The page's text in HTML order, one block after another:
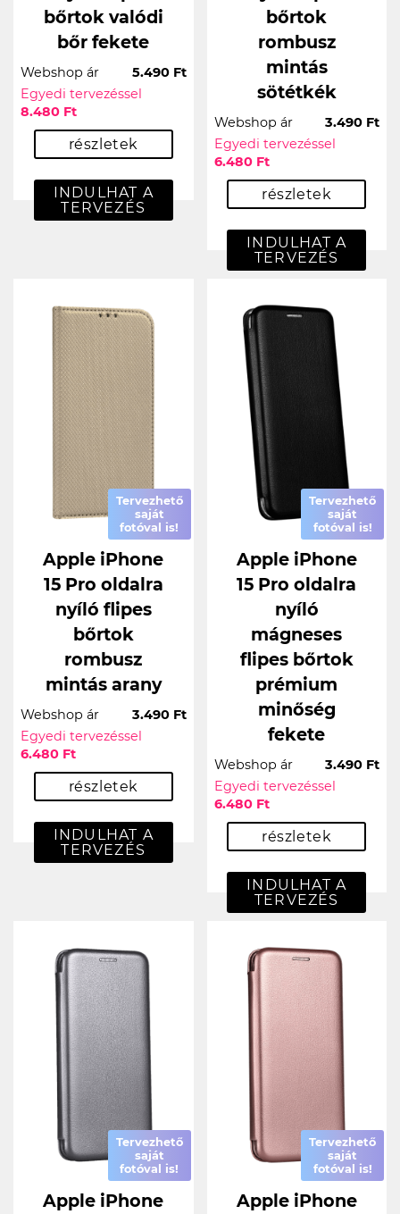
bőrtok valódi
bőr fekete
Webshop ár
5.490 Ft
Egyedi tervezéssel
8.480 Ft
részletek
INDULHAT A
TERVEZÉS
bőrtok
rombusz
mintás
sötétkék
Webshop ár
3.490 Ft
Egyedi tervezéssel
6.480 Ft
részletek
INDULHAT A
TERVEZÉS
Tervezhető
saját
fotóval is!
Apple iPhone
15 Pro oldalra
nyíló flipes
bőrtok
rombusz
mintás arany
Webshop ár
3.490 Ft
Egyedi tervezéssel
6.480 Ft
részletek
INDULHAT A
TERVEZÉS
Tervezhető
saját
fotóval is!
Apple iPhone
15 Pro oldalra
nyíló
mágneses
flipes bőrtok
prémium
minőség
fekete
Webshop ár
3.490 Ft
Egyedi tervezéssel
6.480 Ft
részletek
INDULHAT A
TERVEZÉS
Tervezhető
saját
fotóval is!
Apple iPhone
Tervezhető
saját
fotóval is!
Apple iPhone